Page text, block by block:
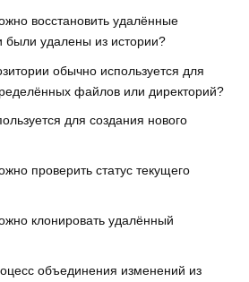
восстановить удалённые
были удалены из истории?
обычно используется для
файлов или директорий?
для создания нового
проверить статус текущего
клонировать удалённый
объединения изменений из